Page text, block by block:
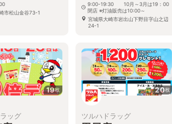
市松山金谷73-1
9:00-19:30 10月～3月は19：00
閉店 ※灯油販売は10:00～
宮城県大崎市岩出山下野目字山之辺
24-1
19枚
ッグ
20枚
ツルハドラッグ